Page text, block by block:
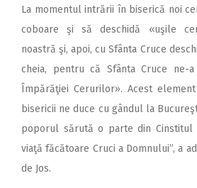
La momentul intrării în biserică noi
coboare şi să deschidă «uşile
noastră şi, apoi, cu Sfânta Cruce
cheia, pentru că Sfânta Cruce ne-
Împărăţiei Cerurilor». Acest
bisericii ne duce cu gândul la
poporul sărută o parte din Cinstitul
viaţă făcătoare Cruci a Domnului”, a
de Jos.